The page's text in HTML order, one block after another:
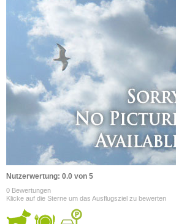
Nutzerwertung: 0.0 von 5
0 Bewertungen
Klicke auf die Sterne um das Ausflugsziel zu bewerten